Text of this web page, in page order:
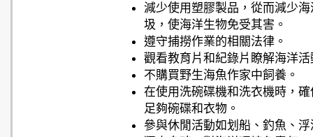
減少使用塑膠製品，從而減少海
圾，使海洋生物免受其害。
遵守捕撈作業的相關法律。
觀看教育片和紀錄片瞭解海洋活
不購買野生海魚作家中飼養。
在使用洗碗碟機和洗衣機時，確
足夠碗碟和衣物。
參與休閒活動如划船、釣魚、浮